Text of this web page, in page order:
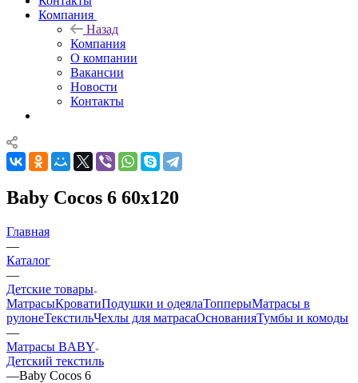
Компания
Назад
Компания
О компании
Вакансии
Новости
Контакты
Baby Cocos 6 60x120
Главная
—
Каталог
—
Детские товары
МатрасыКроватиПодушки и одеялаТопперыМатрасы в
рулонеТекстильЧехлы для матрасаОснованияТумбы и комоды
—
Матрасы BABY
Детский текстиль
—Baby Cocos 6